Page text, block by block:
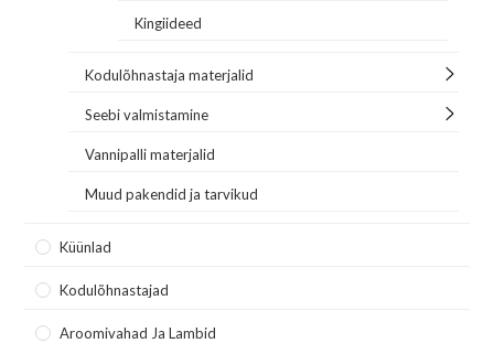
Kingiideed
Kodulõhnastaja materjalid
Seebi valmistamine
Vannipalli materjalid
Muud pakendid ja tarvikud
Küünlad
Kodulõhnastajad
Aroomivahad Ja Lambid